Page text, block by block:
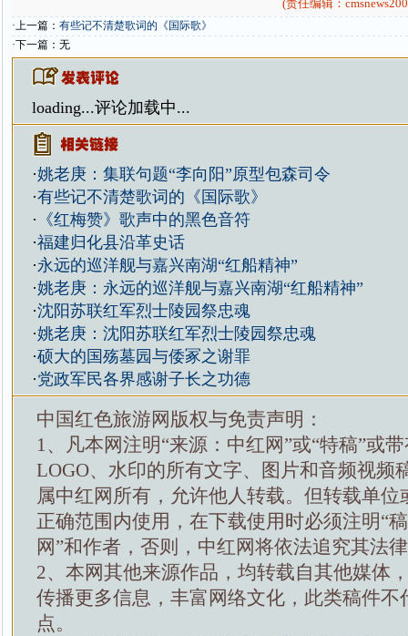
(责任编辑：
·上一篇： 有些记不清楚歌词的《国际歌》
·下一篇：无
loading...评论加载中...
·姚老庚：集联句题“李向阳”原型包森司令
·有些记不清楚歌词的《国际歌》
· 《红梅赞》歌声中的黑色音符
·福建归化县沿革史话
·永远的巡洋舰与嘉兴南湖“红船精神”
·姚老庚：永远的巡洋舰与嘉兴南湖“红船精神”
·沈阳苏联红军烈士陵园祭忠魂
·姚老庚：沈阳苏联红军烈士陵园祭忠魂
·硕大的国殇墓园与倭冢之谢罪
·党政军民各界感谢子长之功德
中国红色旅游网版权与免责声明：
1、凡本网注明“来源：中红网”或“特稿”或
LOGO、水印的所有文字、图片和音频视频
属中红网所有，允许他人转载。但转载单位
正确范围内使用，在下载使用时必须注明“
网”和作者，否则，中红网将依法追究其法
2、本网其他来源作品，均转载自其他媒体
传播更多信息，丰富网络文化，此类稿件不
点。